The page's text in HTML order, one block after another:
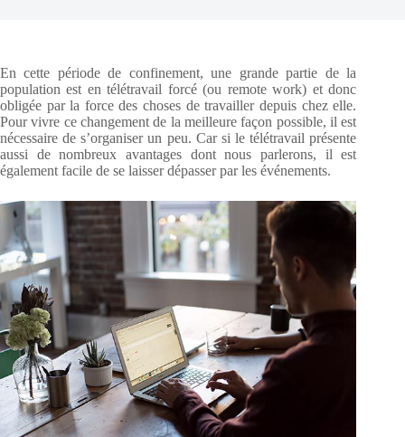
En cette période de confinement, une grande partie de la
population est en télétravail forcé (ou remote work) et donc
obligée par la force des choses de travailler depuis chez elle.
Pour vivre ce changement de la meilleure façon possible, il est
nécessaire de s’organiser un peu. Car si le télétravail présente
aussi de nombreux avantages dont nous parlerons, il est
également facile de se laisser dépasser par les événements.